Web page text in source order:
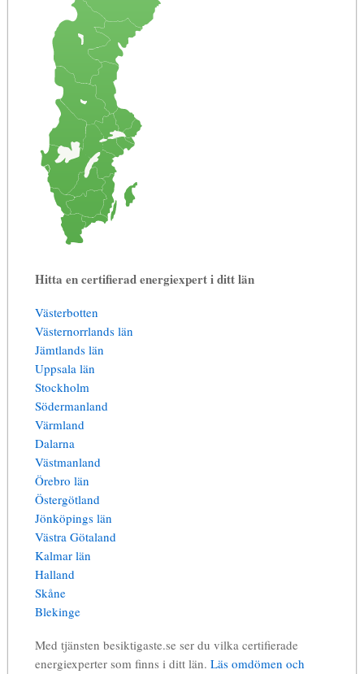
Hitta en certifierad energiexpert i ditt län
Västerbotten
Västernorrlands län
Jämtlands län
Uppsala län
Stockholm
Södermanland
Värmland
Dalarna
Västmanland
Örebro län
Östergötland
Jönköpings län
Västra Götaland
Kalmar län
Halland
Skåne
Blekinge
Med tjänsten besiktigaste.se ser du vilka certifierade
energiexperter som finns i ditt län. Läs omdömen och